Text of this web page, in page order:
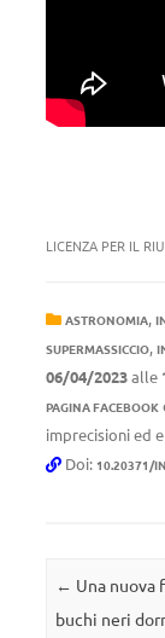
LICENZA PER IL
ASTRONOMIA,
SUPERMASSICCIO,
06/04/2023alle
PAGINA FACEBOOK
imprecisioni ed
Doi: 10.20371/
Navigazione
← Una nuova
buchi neri